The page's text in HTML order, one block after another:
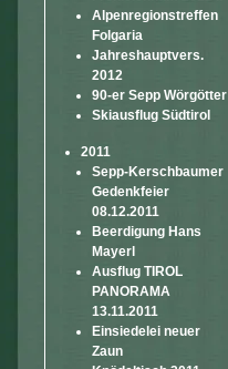
Alpenregionstreffen
Folgaria
Jahreshauptvers.
2012
90-er Sepp Wörgötter
Skiausflug Südtirol
2011
Sepp-Kerschbaumer
Gedenkfeier
08.12.2011
Beerdigung Hans
Mayerl
Ausflug TIROL
PANORAMA
13.11.2011
Einsiedelei neuer
Zaun